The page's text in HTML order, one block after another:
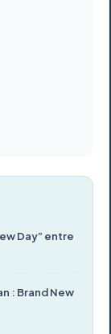
Day” entre
: Brand New